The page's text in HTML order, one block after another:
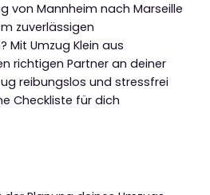
von Mannheim nach Marseille
zuverlässigen
Mit Umzug Klein aus
richtigen Partner an deiner
reibungslos und stressfrei
Checkliste für dich